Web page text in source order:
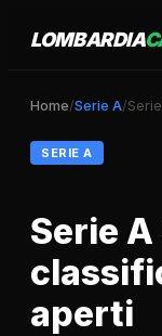
LOMBARDIA
Home/Serie A/
SERIE A
Serie
aperti